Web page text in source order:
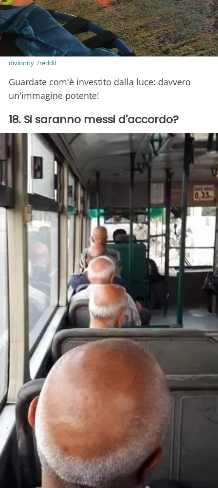
divinnity_/reddit
Guardate com'è investito dalla luce: davvero
un'immagine potente!
18. Si saranno messi d'accordo?